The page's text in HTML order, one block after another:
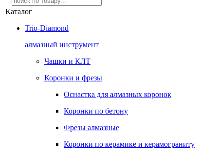
Каталог
Trio-Diamond
алмазный инструмент
Чашки и КЛТ
Коронки и фрезы
Оснастка для алмазных коронок
Коронки по бетону
Фрезы алмазные
Коронки по керамике и керамограниту